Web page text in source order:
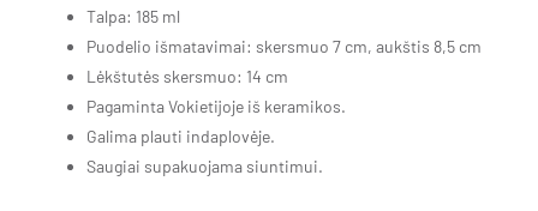
Talpa: 185 ml
Puodelio išmatavimai: skersmuo 7 cm, aukštis 8,5 cm
Lėkštutės skersmuo: 14 cm
Pagaminta Vokietijoje iš keramikos.
Galima plauti indaplovėje.
Saugiai supakuojama siuntimui.